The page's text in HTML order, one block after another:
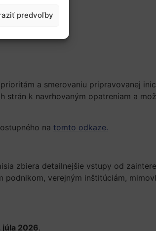
predvoľby
a smerovaniu pripravovanej
k navrhovaným opatreniam a
na tomto odkaze.
zbiera detailnejšie vstupy od
podnikom, verejným inštitúciám,
júla 2026.